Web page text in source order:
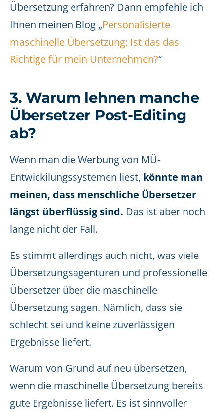
Übersetzung erfahren? Dann empfehle ich
Ihnen meinen Blog „Personalisierte
maschinelle Übersetzung: Ist das das
Richtige für mein Unternehmen?“
3. Warum lehnen manche
Übersetzer Post-Editing
ab?
Wenn man die Werbung von MÜ-
Entwickilungssystemen liest, könnte man
meinen, dass menschliche Übersetzer
längst überflüssig sind. Das ist aber noch
lange nicht der Fall.
Es stimmt allerdings auch nicht, was viele
Übersetzungsagenturen und professionelle
Übersetzer über die maschinelle
Übersetzung sagen. Nämlich, dass sie
schlecht sei und keine zuverlässigen
Ergebnisse liefert.
Warum von Grund auf neu übersetzen,
wenn die maschinelle Übersetzung bereits
gute Ergebnisse liefert. Es ist sinnvoller